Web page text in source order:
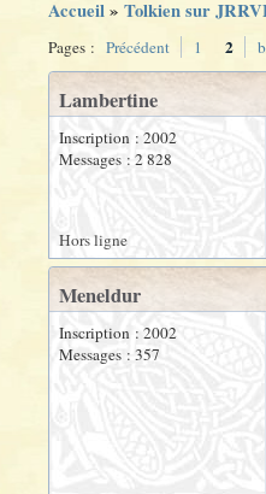
Accueil» Tolkien sur
Pages : Précédent 1 2
Lambertine
Inscription : 2002
Messages : 2 828
Hors ligne
Meneldur
Inscription : 2002
Messages : 357